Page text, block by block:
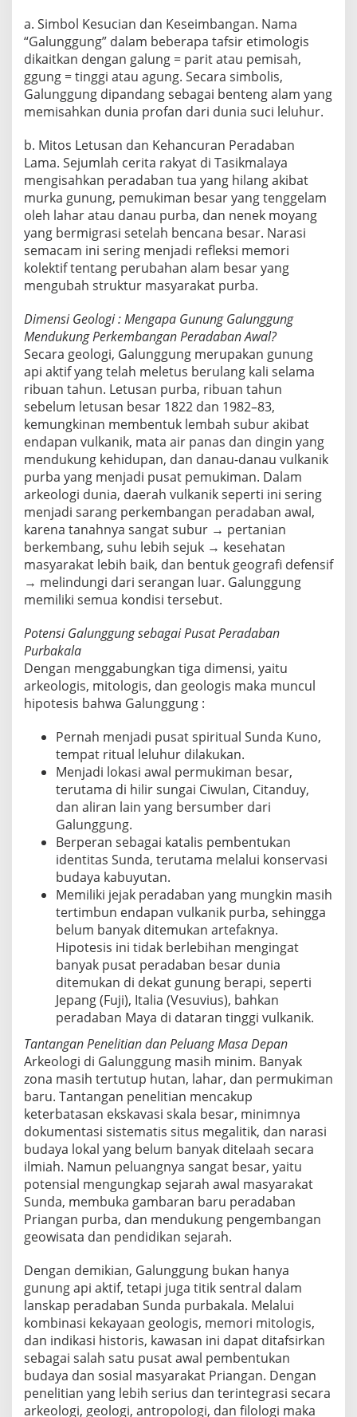
a. Simbol Kesucian dan Keseimbangan. Nama
“Galunggung” dalam beberapa tafsir etimologis
dikaitkan dengan galung = parit atau pemisah,
ggung = tinggi atau agung. Secara simbolis,
Galunggung dipandang sebagai benteng alam yang
memisahkan dunia profan dari dunia suci leluhur.
b. Mitos Letusan dan Kehancuran Peradaban
Lama. Sejumlah cerita rakyat di Tasikmalaya
mengisahkan peradaban tua yang hilang akibat
murka gunung, pemukiman besar yang tenggelam
oleh lahar atau danau purba, dan nenek moyang
yang bermigrasi setelah bencana besar. Narasi
semacam ini sering menjadi refleksi memori
kolektif tentang perubahan alam besar yang
mengubah struktur masyarakat purba.
Dimensi Geologi : Mengapa Gunung Galunggung
Mendukung Perkembangan Peradaban Awal?
Secara geologi, Galunggung merupakan gunung
api aktif yang telah meletus berulang kali selama
ribuan tahun. Letusan purba, ribuan tahun
sebelum letusan besar 1822 dan 1982–83,
kemungkinan membentuk lembah subur akibat
endapan vulkanik, mata air panas dan dingin yang
mendukung kehidupan, dan danau-danau vulkanik
purba yang menjadi pusat pemukiman. Dalam
arkeologi dunia, daerah vulkanik seperti ini sering
menjadi sarang perkembangan peradaban awal,
karena tanahnya sangat subur → pertanian
berkembang, suhu lebih sejuk → kesehatan
masyarakat lebih baik, dan bentuk geografi defensif
→ melindungi dari serangan luar. Galunggung
memiliki semua kondisi tersebut.
Potensi Galunggung sebagai Pusat Peradaban
Purbakala
Dengan menggabungkan tiga dimensi, yaitu
arkeologis, mitologis, dan geologis maka muncul
hipotesis bahwa Galunggung :
Pernah menjadi pusat spiritual Sunda Kuno,
tempat ritual leluhur dilakukan.
Menjadi lokasi awal permukiman besar,
terutama di hilir sungai Ciwulan, Citanduy,
dan aliran lain yang bersumber dari
Galunggung.
Berperan sebagai katalis pembentukan
identitas Sunda, terutama melalui konservasi
budaya kabuyutan.
Memiliki jejak peradaban yang mungkin masih
tertimbun endapan vulkanik purba, sehingga
belum banyak ditemukan artefaknya.
Hipotesis ini tidak berlebihan mengingat
banyak pusat peradaban besar dunia
ditemukan di dekat gunung berapi, seperti
Jepang (Fuji), Italia (Vesuvius), bahkan
peradaban Maya di dataran tinggi vulkanik.
Tantangan Penelitian dan Peluang Masa Depan
Arkeologi di Galunggung masih minim. Banyak
zona masih tertutup hutan, lahar, dan permukiman
baru. Tantangan penelitian mencakup
keterbatasan ekskavasi skala besar, minimnya
dokumentasi sistematis situs megalitik, dan narasi
budaya lokal yang belum banyak ditelaah secara
ilmiah. Namun peluangnya sangat besar, yaitu
potensial mengungkap sejarah awal masyarakat
Sunda, membuka gambaran baru peradaban
Priangan purba, dan mendukung pengembangan
geowisata dan pendidikan sejarah.
Dengan demikian, Galunggung bukan hanya
gunung api aktif, tetapi juga titik sentral dalam
lanskap peradaban Sunda purbakala. Melalui
kombinasi kekayaan geologis, memori mitologis,
dan indikasi historis, kawasan ini dapat ditafsirkan
sebagai salah satu pusat awal pembentukan
budaya dan sosial masyarakat Priangan. Dengan
penelitian yang lebih serius dan terintegrasi secara
arkeologi, geologi, antropologi, dan filologi maka